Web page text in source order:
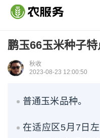
鹏玉66玉米种子
秋收
2023-08-23 12:00:50
普通玉米品种。
在适应区5月7日